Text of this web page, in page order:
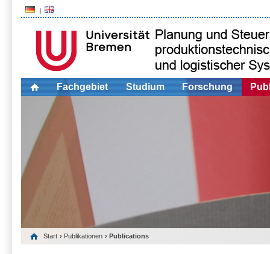
Fachgebiet Studium Forschung
Start › Publikationen › Publications